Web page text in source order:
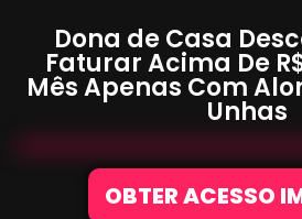
Dona de Casa
Faturar Acima De
Mês Apenas Com
Unhas
OBTER ACESSO